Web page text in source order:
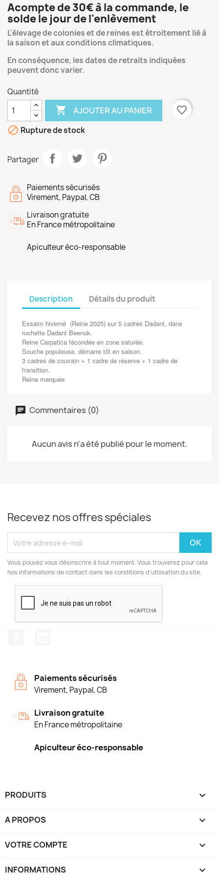
Acompte de 30€ à la commande, le
solde le jour de l'enlèvement
L'élevage de colonies et de reines est étroitement lié à
la saison et aux conditions climatiques.
En conséquence, les dates de retraits indiquées
peuvent donc varier.
Quantité
 AJOUTER AU PANIER
favorite_border
 Rupture de stock
Partager
Paiements sécurisés
Virement, Paypal, CB
Livraison gratuite
En France métropolitaine
Apiculteur éco-responsable
Description Détails du produit
Essaim hiverné (Reine 2025) sur 5 cadres Dadant, dans
ruchette Dadant Beenuk.
Reine Carpatica fécondée en zone saturée.
Souche populeuse, démarre tôt en saison.
3 cadres de couvain + 1 cadre de réserve + 1 cadre de
transition.
Reine marquée
Commentaires (0)
Aucun avis n'a été publié pour le moment.
Recevez nos offres spéciales
Vous pouvez vous désinscrire à tout moment. Vous trouverez pour cela
nos informations de contact dans les conditions d'utilisation du site.
Paiements sécurisés
Virement, Paypal, CB
Livraison gratuite
En France métropolitaine
Apiculteur éco-responsable
PRODUITS 
A PROPOS 
VOTRE COMPTE 
INFORMATIONS keyboard_arrow_down